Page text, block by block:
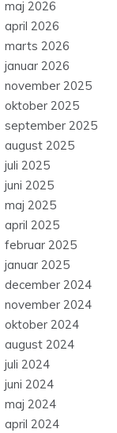
maj 2026
april 2026
marts 2026
januar 2026
november 2025
oktober 2025
september 2025
august 2025
juli 2025
juni 2025
maj 2025
april 2025
februar 2025
januar 2025
december 2024
november 2024
oktober 2024
august 2024
juli 2024
juni 2024
maj 2024
april 2024